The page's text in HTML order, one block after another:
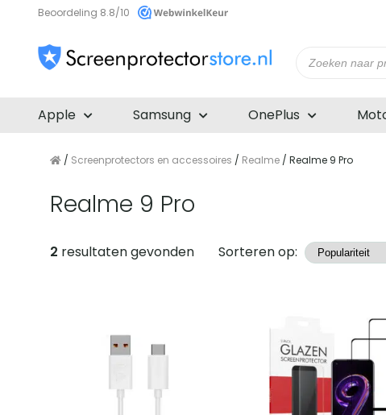
Beoordeling 8.8/10
zoeken
Apple Samsung OnePlus
/ Screenprotectors en accessoires / Realme / Realme 9 Pro
Realme 9 Pro
Producten
2 resultaten gevonden Sorteren op: